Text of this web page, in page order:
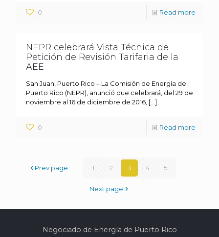
0 Read more
NEPR celebrará Vista Técnica de
Petición de Revisión Tarifaria de la
AEE
San Juan, Puerto Rico – La Comisión de Energía de
Puerto Rico (NEPR), anunció que celebrará, del 29 de
noviembre al 16 de diciembre de 2016, […]
0 Read more
Prev page 1 2 3 4 5
Next page
Negociado de Energía de Puerto Rico